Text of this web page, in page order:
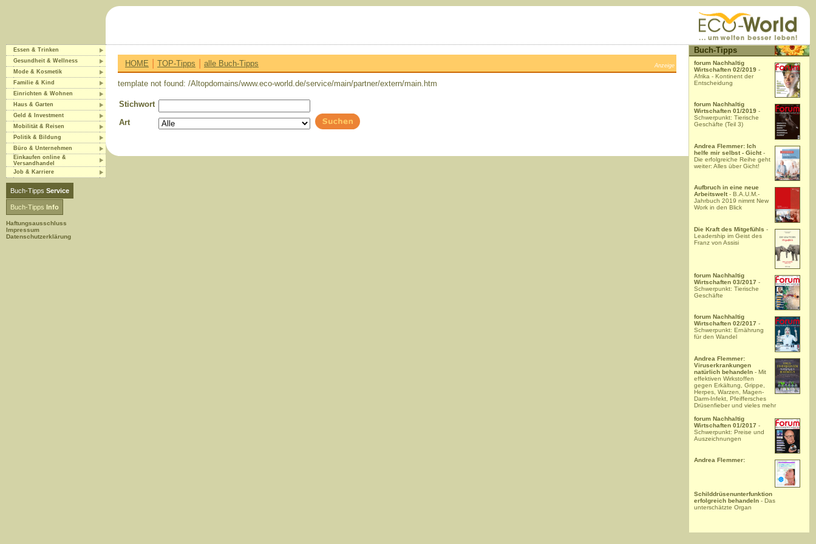
Essen & Trinken
Gesundheit & Wellness
Mode & Kosmetik
Familie & Kind
Einrichten & Wohnen
Haus & Garten
Geld & Investment
Mobilität & Reisen
Politik & Bildung
Büro & Unternehmen
Einkaufen online &
Versandhandel
Job & Karriere
Buch-Tipps Service
Buch-Tipps Info
Haftungsausschluss
Impressum
Datenschutzerklärung
HOME | TOP-Tipps | alle Buch-Tipps Anzeige
template not found: /Altopdomains/www.eco-world.de/service/main/partner/extern/main.htm
Stichwort
Art
Buch-Tipps
forum Nachhaltig
Wirtschaften 02/2019 -
Afrika - Kontinent der
Entscheidung
forum Nachhaltig
Wirtschaften 01/2019 -
Schwerpunkt: Tierische
Geschäfte (Teil 3)
Andrea Flemmer: Ich
helfe mir selbst - Gicht -
Die erfolgreiche Reihe geht
weiter: Alles über Gicht!
Aufbruch in eine neue
Arbeitswelt - B.A.U.M.-
Jahrbuch 2019 nimmt New
Work in den Blick
Die Kraft des Mitgefühls -
Leadership im Geist des
Franz von Assisi
forum Nachhaltig
Wirtschaften 03/2017 -
Schwerpunkt: Tierische
Geschäfte
forum Nachhaltig
Wirtschaften 02/2017 -
Schwerpunkt: Ernährung
für den Wandel
Andrea Flemmer:
Viruserkrankungen
natürlich behandeln - Mit
effektiven Wirkstoffen
gegen Erkältung, Grippe,
Herpes, Warzen, Magen-
Darm-Infekt, Pfeiffersches
Drüsenfieber und vieles mehr
forum Nachhaltig
Wirtschaften 01/2017 -
Schwerpunkt: Preise und
Auszeichnungen
Andrea Flemmer:
Schilddrüsenunterfunktion
erfolgreich behandeln - Das
unterschätzte Organ